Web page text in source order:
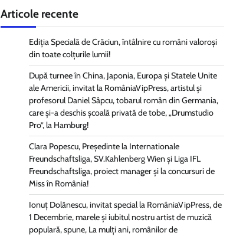
Articole recente
Ediția Specială de Crăciun, întâlnire cu români valoroși
din toate colțurile lumii!
După turnee în China, Japonia, Europa și Statele Unite
ale Americii, invitat la RomâniaVipPress, artistul și
profesorul Daniel Sâpcu, tobarul român din Germania,
care și-a deschis școală privată de tobe, „Drumstudio
Pro”, la Hamburg!
Clara Popescu, Președinte la Internationale
Freundschaftsliga, SV.Kahlenberg Wien şi Liga IFL
Freundschaftsliga, proiect manager și la concursuri de
Miss în România!
Ionuț Dolănescu, invitat special la RomâniaVipPress, de
1 Decembrie, marele și iubitul nostru artist de muzică
populară, spune, La mulți ani, românilor de